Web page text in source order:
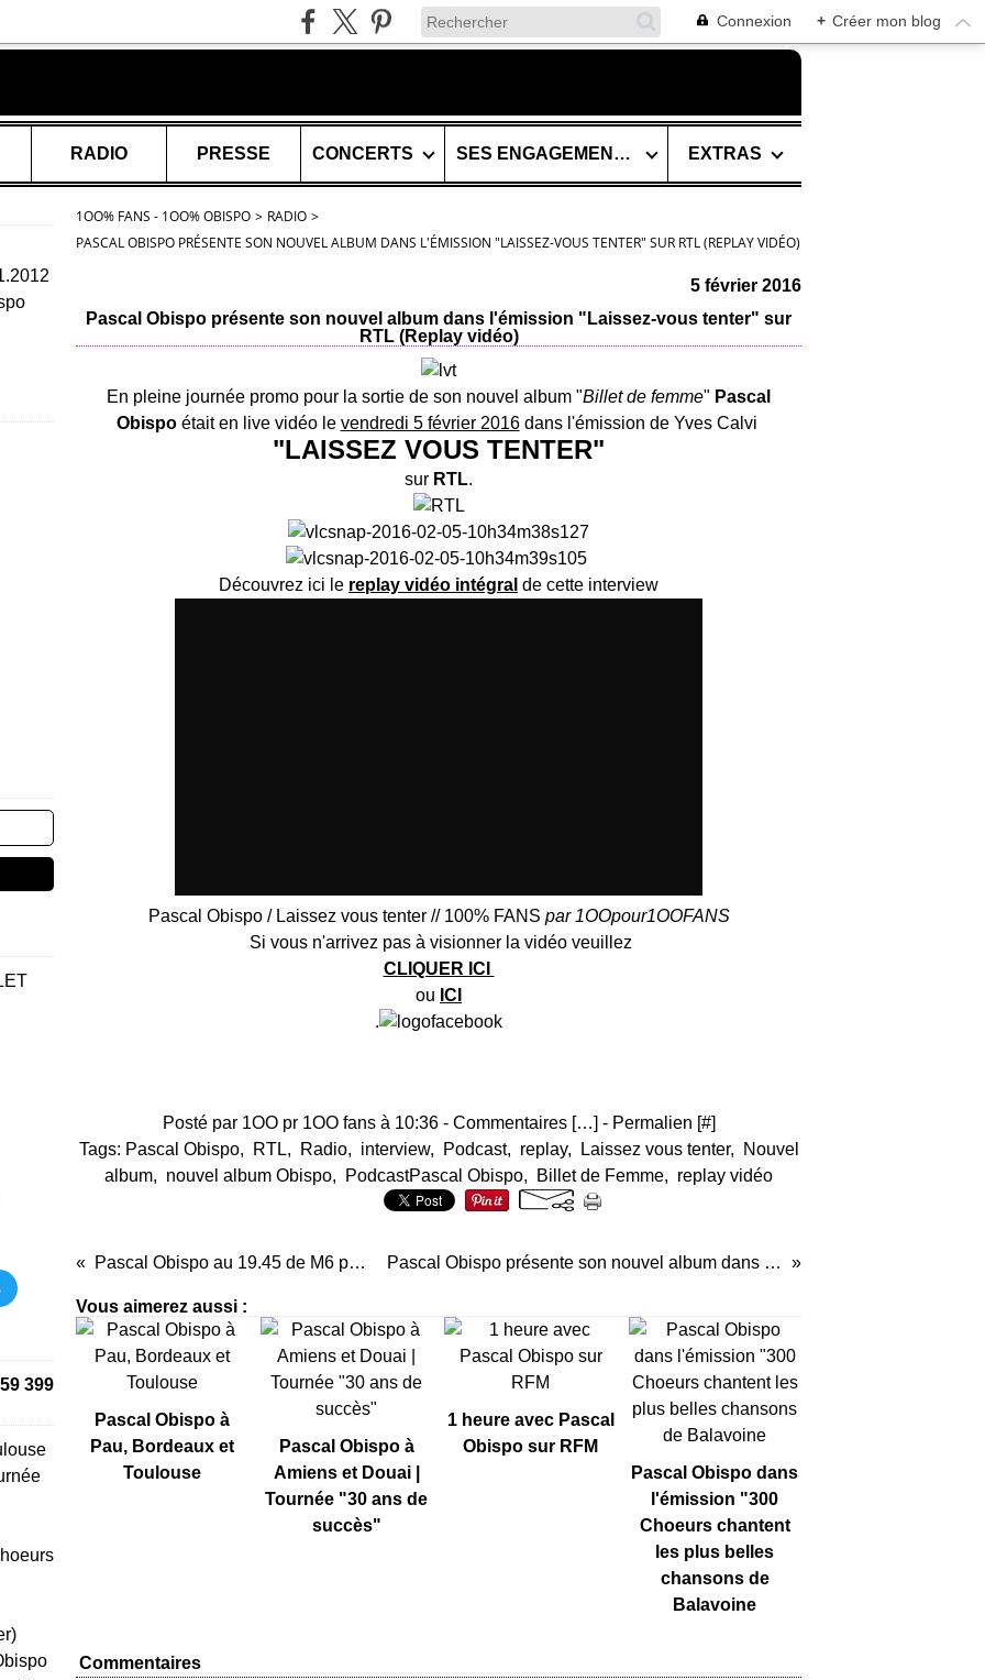
Connexion + Créer mon blog
RADIO PRESSE CONCERTS SES ENGAGEMENTS EXTRAS
399
1OO% FANS - 1OO% OBISPO > RADIO >
PASCAL OBISPO PRÉSENTE SON NOUVEL ALBUM DANS L'ÉMISSION "LAISSEZ-VOUS TENTER" SUR RTL (REPLAY VIDÉO)
5 février 2016
Pascal Obispo présente son nouvel album dans l'émission "Laissez-vous tenter" sur
RTL (Replay vidéo)
En pleine journée promo pour la sortie de son nouvel album "Billet de femme" Pascal
Obispoétait en live vidéo le vendredi 5 février 2016dans l'émission de Yves Calvi
"LAISSEZ VOUS TENTER"
sur RTL.
Découvrez ici le replay vidéo intégral de cette interview
Pascal Obispo / Laissez vous tenter // 100% FANS par 1OOpour1OOFANS
Si vous n'arrivez pas à visionner la vidéo veuillez
CLIQUER ICI
ou ICI
.
Posté par 1OO pr 1OO fans à 10:36 - Commentaires […] - Permalien [#]
Tags: Pascal Obispo, RTL, Radio, interview, Podcast, replay, Laissez vous tenter,
Nouvel
album, nouvel album Obispo, PodcastPascal Obispo, Billet de Femme, replay vidéo
Pascal Obispo au 19.45 de M6 pour la sortie de "Billet de Femme" Pascal Obispo présente son nouvel album dans "France Bleu Midi Ensemble" (Podcast vidéo)
Vous aimerez aussi :
Pascal Obispo à
Pau, Bordeaux et
Toulouse
Pascal Obispo à
Amiens et Douai |
Tournée "30 ans de
succès"
1 heure avec Pascal
Obispo sur RFM
Pascal Obispo dans
l'émission "300
Choeurs chantent
les plus belles
chansons de
Balavoine
Commentaires